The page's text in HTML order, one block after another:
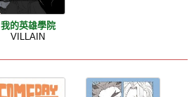
我的英雄學院
VILLAIN